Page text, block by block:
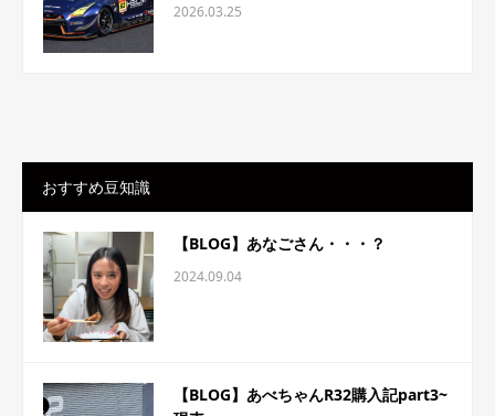
2026.03.25
おすすめ豆知識
【BLOG】あなごさん・・・？
2024.09.04
【BLOG】あべちゃんR32購入記part3~